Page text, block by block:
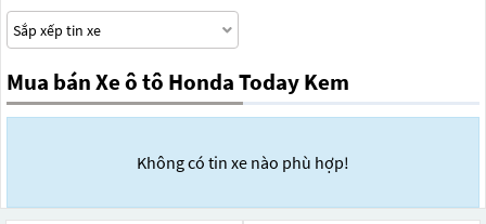
Mua bán Xe ô tô Honda Today Kem
Không có tin xe nào phù hợp!